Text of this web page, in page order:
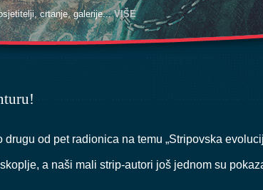
crtanje, galerije...VIŠE
crtanje, galerije...VIŠE
drugu od pet radionica na temu „Stripovska
a naši mali strip-autori još jednom su